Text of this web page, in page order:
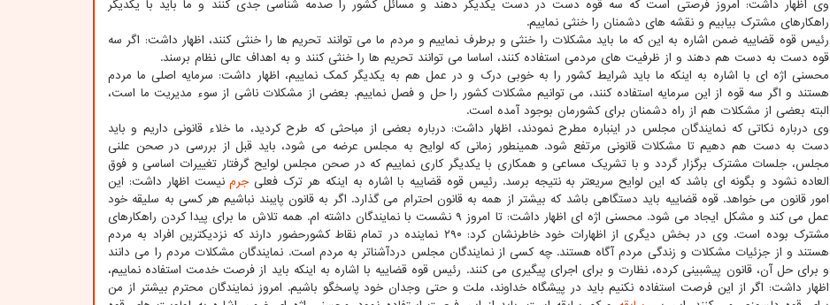
وی اظهار داشت: امروز فرصتی است که سه قوه دست در دست یکدیگر دهند و مسائل کشور را صدمه شناسی جدی کنند و ما باید با یکدیگر
راهکارهای مشترک بیابیم و نقشه های دشمنان را خنثی نماییم.
رئیس قوه قضاییه ضمن اشاره به این که ما باید مشکلات را خنثی و برطرف نماییم و مردم ما می توانند تحریم ها را خنثی کنند، اظهار داشت: اگر سه
قوه دست به دست هم دهند و از ظرفیت های مردمی استفاده کنند، اساسا می توانند تحریم ها را خنثی کنند و به اهداف عالی نظام برسند.
محسنی اژه ای با اشاره به اینکه ما باید شرایط کشور را به خوبی درک و در عمل هم به یکدیگر کمک نماییم، اظهار داشت: سرمایه اصلی ما مردم
هستند و اگر سه قوه از این سرمایه استفاده کنند، می توانیم مشکلات کشور را حل و فصل نماییم. بعضی از مشکلات ناشی از سوء مدیریت ما است،
البته بعضی از مشکلات هم از راه دشمنان برای کشورمان بوجود آمده است.
وی درباره نکاتی که نمایندگان مجلس در اینباره مطرح نمودند، اظهار داشت: درباره بعضی از مباحثی که طرح کردید، ما خلاء قانونی داریم و باید
دست به دست هم دهیم تا مشکلات قانونی مرتفع شود. همینطور زمانی که لوایح به مجلس عرضه می شود، باید قبل از بررسی در صحن علنی
مجلس، جلسات مشترک برگزار گردد و با تشریک مساعی و همکاری با یکدیگر کاری نماییم که در صحن مجلس لوایح گرفتار تغییرات اساسی و فوق
العاده نشود و بگونه ای باشد که این لوایح سریعتر به نتیجه برسد. رئیس قوه قضاییه با اشاره به اینکه هر ترک فعلی جرمنیست اظهار داشت: این
امور قانون می خواهد. قوه قضاییه باید دستگاهی باشد که بیشتر از همه به قانون احترام می گذارد. اگر به قانون پایبند نباشیم هر کسی به سلیقه خود
عمل می کند و مشکل ایجاد می شود. محسنی اژه ای اظهار داشت: تا امروز ۹ نشست با نمایندگان داشته ام. همه تلاش ما برای پیدا کردن راهکارهای
مشترک بوده است. وی در بخش دیگری از اظهارات خود خاطرنشان کرد: ۲۹۰ نماینده در تمام نقاط کشورحضور دارند که نزدیکترین افراد به مردم
هستند و از جزئیات مشکلات و زندگی مردم آگاه هستند. چه کسی از نمایندگان مجلس دردآشناتر به مردم است. نمایندگان مشکلات مردم را می دانند
و برای حل آن، قانون پیشبینی کرده، نظارت و برای اجرای پیگیری می کنند. رئیس قوه قضاییه با اشاره به اینکه باید از فرصت خدمت استفاده نماییم،
اظهار داشت: اگر از این فرصت استفاده نکنیم باید در پیشگاه خداوند، ملت و حتی وجدان خود پاسخگو باشیم. امروز نمایندگان محترم بیشتر از من